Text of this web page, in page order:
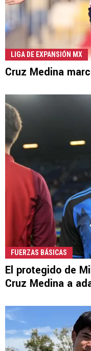
LIGA DE EXPANSIÓN MX
Cruz Medina
FUERZAS BÁSICAS
El protegido de
Cruz Medina a